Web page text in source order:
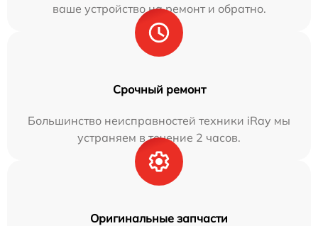
ваше устройство на ремонт и обратно.
Срочный ремонт
Большинство неисправностей техники iRay мы
устраняем в течение 2 часов.
Оригинальные запчасти